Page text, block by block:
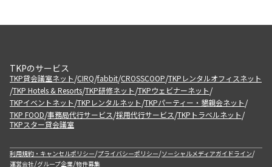
TKPのサービス
TKP貸会議室ネット/CIRQ/fabbit/CROSSCOOP/TKPレンタルオフィスネット
/TKP Hotels & Resorts/TKP研修ネット/TKPウェビナーネット/
TKPイベントネット/TKPレンタルネット/TKPパーティー・懇親会ネット/
TKP FOOD/事務局代行サービス/採用代行サービス/TKPトラベルネット/
TKPスター貸会議室
利用規約・キャンセルポリシー/プライバシーポリシー/ソーシャルメディアガイドライン/
運営会社/グループ企業/物件募集